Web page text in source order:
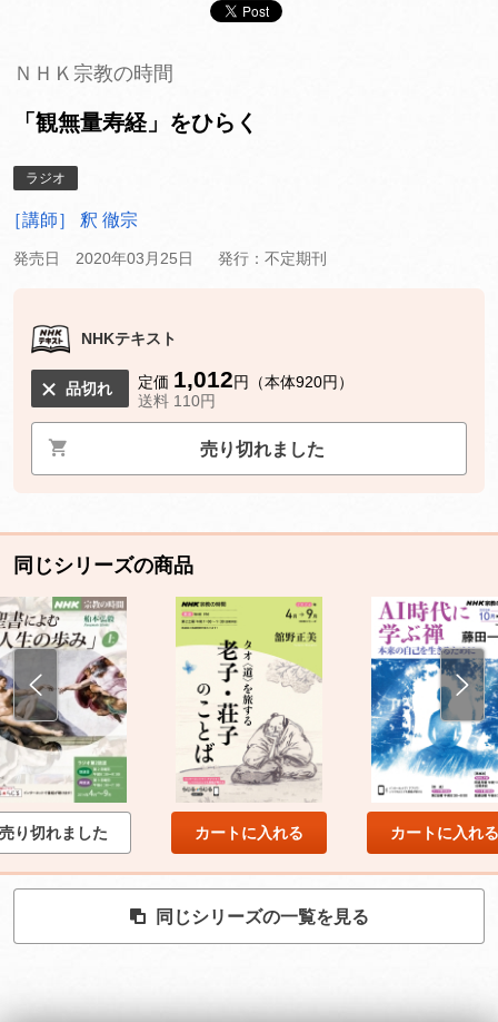
ＮＨＫ宗教の時間
「観無量寿経」をひらく
ラジオ
［講師］ 釈 徹宗
発売日 2020年03月25日 発行：不定期刊
NHKテキスト
品切れ 定価 1,012円（本体920円）
送料 110円
売り切れました
同じシリーズの商品
売り切れました カートに入れる カートに入れる
同じシリーズの一覧を見る